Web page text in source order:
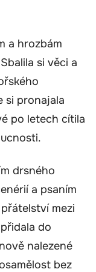
a hrozbám
si věci a
si pronajala
po letech cítila
drsného
a psaním
mezi
do
nalezené
bez